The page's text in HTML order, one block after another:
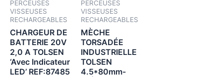
PERCEUSES
VISSEUSES
RECHARGEABLES
CHARGEUR DE
BATTERIE 20V
2,0 A TOLSEN
‘Avec Indicateur
LED’ REF:87485
PERCEUSES
VISSEUSES
RECHARGEABLES
MÈCHE
TORSADÉE
INDUSTRIELLE
TOLSEN
4.5*80mm-